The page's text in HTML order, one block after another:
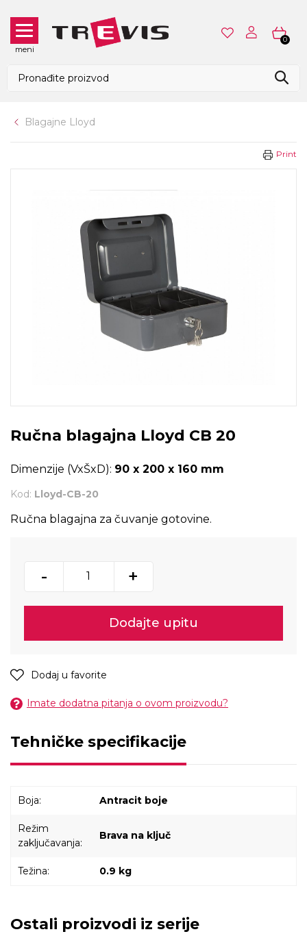
meni
0
Blagajne Lloyd
Print
Ručna blagajna Lloyd CB 20
Dimenzije (VxŠxD): 90 x 200 x 160 mm
Kod: Lloyd-CB-20
Ručna blagajna za čuvanje gotovine.
- +
Dodajte upitu
Dodaj u favorite
Imate dodatna pitanja o ovom proizvodu?
Tehničke specifikacije
Boja: Antracit boje
Režim
zaključavanja:
Brava na ključ
Težina: 0.9 kg
Ostali proizvodi iz serije